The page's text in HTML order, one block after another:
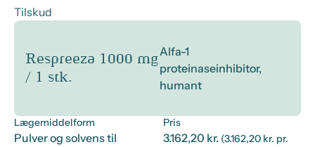
Tilskud
Respreeza 1000 mg
/ 1 stk.
Alfa-1
proteinaseinhibitor,
humant
Lægemiddelform
Pulver og solvens til
Pris
3.162,20 kr. (3.162,20 kr. pr.